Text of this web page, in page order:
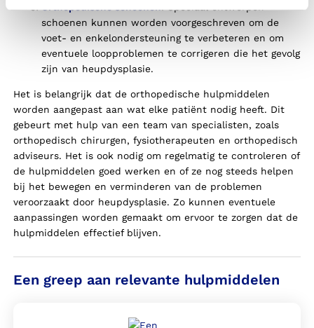
schoenen kunnen worden voorgeschreven om de
voet- en enkelondersteuning te verbeteren en om
eventuele loopproblemen te corrigeren die het gevolg
zijn van heupdysplasie.
Het is belangrijk dat de orthopedische hulpmiddelen
worden aangepast aan wat elke patiënt nodig heeft. Dit
gebeurt met hulp van een team van specialisten, zoals
orthopedisch chirurgen, fysiotherapeuten en orthopedisch
adviseurs. Het is ook nodig om regelmatig te controleren of
de hulpmiddelen goed werken en of ze nog steeds helpen
bij het bewegen en verminderen van de problemen
veroorzaakt door heupdysplasie. Zo kunnen eventuele
aanpassingen worden gemaakt om ervoor te zorgen dat de
hulpmiddelen effectief blijven.
Een greep aan relevante hulpmiddelen